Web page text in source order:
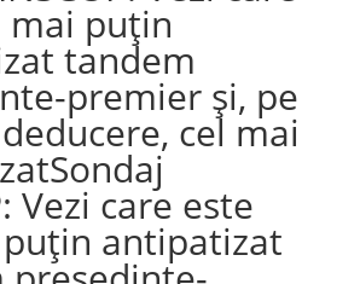
mai puțin
tandem
premier și, pe
cel mai
Vezi care este
antipatizat